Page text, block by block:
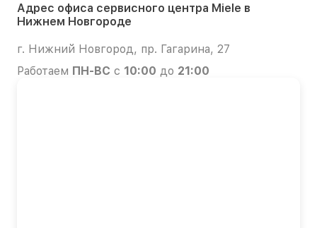
Адрес офиса сервисного центра Miele в
Нижнем Новгороде
г. Нижний Новгород, пр. Гагарина, 27
Работаем ПН-ВС с 10:00 до 21:00